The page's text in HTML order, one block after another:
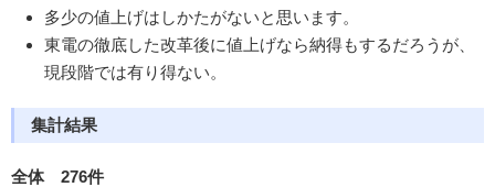
多少の値上げはしかたがないと思います。
東電の徹底した改革後に値上げなら納得もするだろうが、
現段階では有り得ない。
集計結果
全体 276件